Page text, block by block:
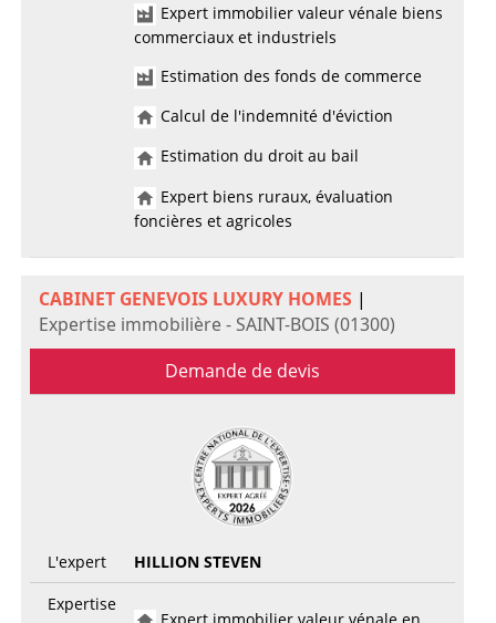
Expert immobilier valeur vénale biens
commerciaux et industriels
Estimation des fonds de commerce
Calcul de l'indemnité d'éviction
Estimation du droit au bail
Expert biens ruraux, évaluation
foncières et agricoles
CABINET GENEVOIS LUXURY HOMES |
Expertise immobilière - SAINT-BOIS (01300)
Demande de devis
L'expert
HILLION STEVEN
Expertise